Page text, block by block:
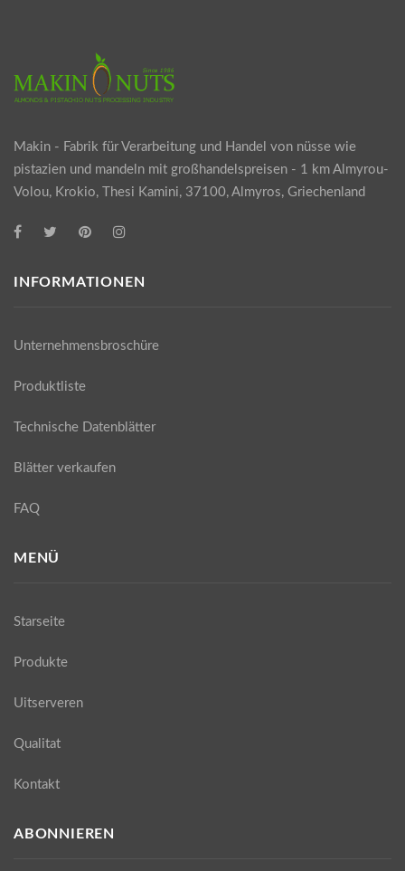
Makin - Fabrik für Verarbeitung und Handel von nüsse wie
pistazien und mandeln mit großhandelspreisen - 1 km Almyrou-
Volou, Krokio, Thesi Kamini, 37100, Almyros, Griechenland
INFORMATIONEN
Unternehmensbroschüre
Produktliste
Technische Datenblätter
Blätter verkaufen
FAQ
MENÜ
Starseite
Produkte
Uitserveren
Qualitat
Kontakt
ABONNIEREN